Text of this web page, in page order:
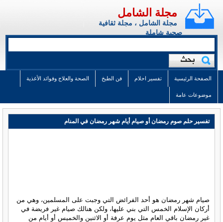
مجلة الشامل
مجلة الشامل ، مجلة ثقافية
صحية شاملة
الصفحة الرئيسية تفسير احلام فن الطبخ الصحة والعلاج وفوائد الأغذية
موضوعات عامة
تفسير حلم صوم رمضان أو صيام أيام شهر رمضان في المنام
صيام شهر رمضان هو أحد الفرائض التي وجبت على المسلمين، وهي من
أركان الإسلام الخمس التي بني عليها، ولكن هنالك صيام غير فريضة في
غير رمضان باقي العام مثل يوم عرفة أو الاثنين والخميس أو أيام من